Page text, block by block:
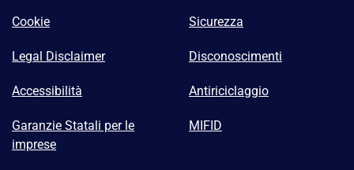
Cookie Sicurezza
Legal Disclaimer Disconoscimenti
Accessibilità Antiriciclaggio
Garanzie Statali per le
imprese
MIFID